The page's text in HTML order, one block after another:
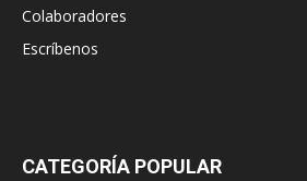
Colaboradores
Escríbenos
CATEGORÍA POPULAR